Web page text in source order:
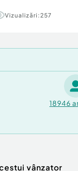
Vizualizări: 257
18946
vânzator